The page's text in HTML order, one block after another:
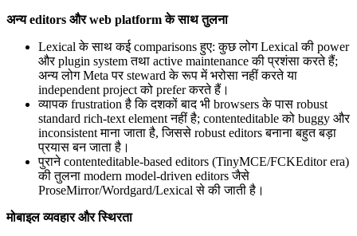
अन्य editors और web platform के साथ तुलना
Lexical के साथ कई comparisons हुए: कुछ लोग Lexical की power
और plugin system तथा active maintenance की प्रशंसा करते हैं;
अन्य लोग Meta पर steward के रूप में भरोसा नहीं करते या
independent project को prefer करते हैं।
व्यापक frustration है कि दशकों बाद भी browsers के पास robust
standard rich-text element नहीं है; contenteditable को buggy और
inconsistent माना जाता है, जिससे robust editors बनाना बहुत बड़ा
प्रयास बन जाता है।
पुराने contenteditable-based editors (TinyMCE/FCKEditor era)
की तुलना modern model-driven editors जैसे
ProseMirror/Wordgard/Lexical से की जाती है।
मोबाइल व्यवहार और स्थिरता